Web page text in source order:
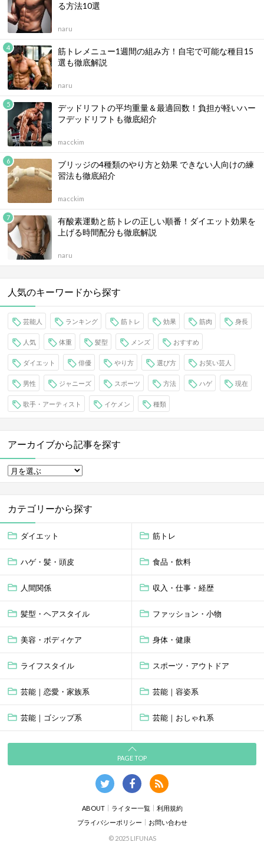
る方法10選
naru
筋トレメニュー1週間の組み方！自宅で可能な種目15
選も徹底解説
naru
デッドリフトの平均重量＆最適回数！負担が軽いハー
フデッドリフトも徹底紹介
macckim
ブリッジの4種類のやり方と効果 できない人向けの練
習法も徹底紹介
macckim
有酸素運動と筋トレの正しい順番！ダイエット効果を
上げる時間配分も徹底解説
naru
人気のキーワードから探す
芸能人 ランキング 筋トレ 効果 筋肉 身長
人気 体重 髪型 メンズ おすすめ
ダイエット 俳優 やり方 選び方 お笑い芸人
男性 ジャニーズ スポーツ 方法 ハゲ 現在
歌手・アーティスト イケメン 種類
アーカイブから記事を探す
カテゴリーから探す
ダイエット 筋トレ
ハゲ・髪・頭皮 食品・飲料
人間関係 収入・仕事・経歴
髪型・ヘアスタイル ファッション・小物
美容・ボディケア 身体・健康
ライフスタイル スポーツ・アウトドア
芸能｜恋愛・家族系 芸能｜容姿系
芸能｜ゴシップ系 芸能｜おしゃれ系
PAGE TOP
ABOUT ライター一覧
利用規約
プライバシーポリシー
お問い合わせ
© 2025 LIFUNAS